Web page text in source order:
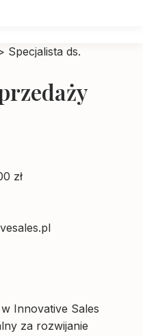
Specjalista ds.
zł
Innovative Sales
za rozwijanie